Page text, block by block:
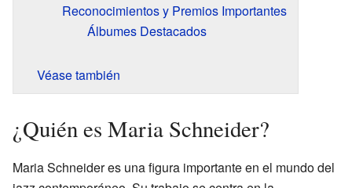
Reconocimientos y Premios Importantes
Álbumes Destacados
Véase también
¿Quién es Maria Schneider?
Maria Schneider es una figura importante en el mundo del